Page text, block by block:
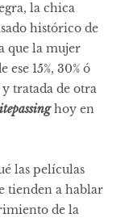
la chica
histórico de
que la mujer
15%, 30% ó
tratada de otra
hoy en
las películas
tienden a hablar
de la